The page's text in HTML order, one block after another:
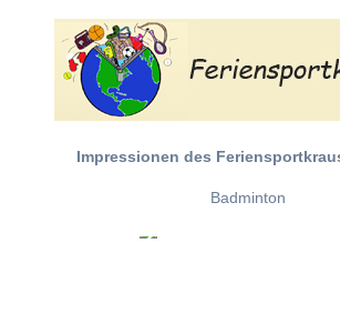
Impressionen des
Badminton